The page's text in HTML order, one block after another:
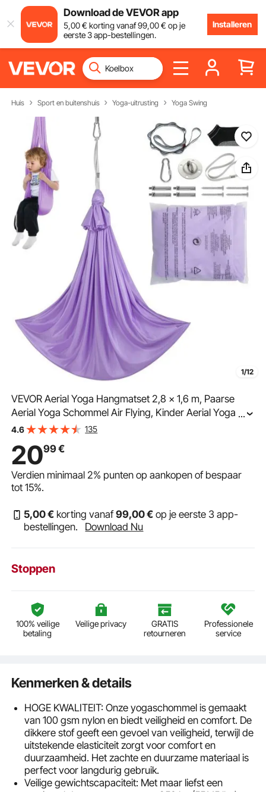
Download de VEVOR app
5,00€ korting vanaf99,00€ op je
eerste 3 app-bestellingen.
Installeren
Huis Sport en buitenshuis Yoga-uitrusting Yoga Swing
1/12
VEVOR Aerial Yoga Hangmatset 2,8 x 1,6 m, Paarse
Aerial Yoga Schommel Air Flying, Kinder Aerial Yoga
Hangmatschommel, Max. Draagvermogen 250 kg, incl.
Plafondbevestiging
...
4.6 135
2099€
Verdien minimaal2% punten op aankopen of bespaar
tot15%.
5,00€ korting vanaf99,00€ op je eerste 3 app-
bestellingen.
Download Nu
Stoppen
100% veilige
betaling
Veilige privacy
GRATIS
retourneren
Professionele
service
Kenmerken & details
HOGE KWALITEIT: Onze yogaschommel is gemaakt
van 100 gsm nylon en biedt veiligheid en comfort. De
dikkere stof geeft een gevoel van veiligheid, terwijl de
uitstekende elasticiteit zorgt voor comfort en
duurzaamheid. Het zachte en duurzame materiaal is
perfect voor langdurig gebruik.
Veilige gewichtscapaciteit: Met maar liefst een
maximaal draagvermogen van 250 kg (551,15 lbs)